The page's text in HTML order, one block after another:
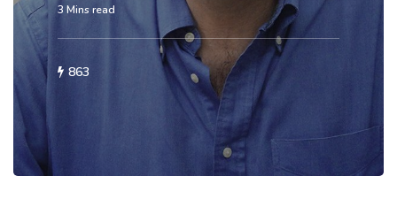
3 Mins read
863